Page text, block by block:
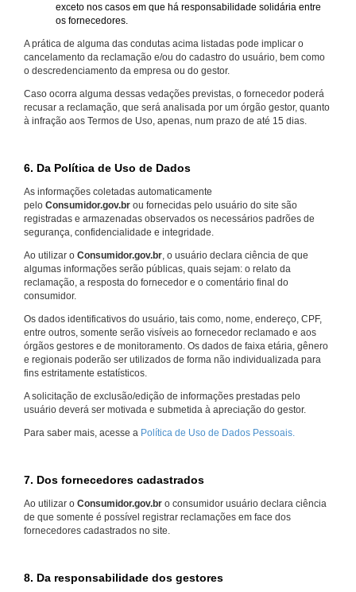
exceto nos casos em que há responsabilidade solidária entre
os fornecedores.
A prática de alguma das condutas acima listadas pode implicar o
cancelamento da reclamação e/ou do cadastro do usuário, bem como
o descredenciamento da empresa ou do gestor.
Caso ocorra alguma dessas vedações previstas, o fornecedor poderá
recusar a reclamação, que será analisada por um órgão gestor, quanto
à infração aos Termos de Uso, apenas, num prazo de até 15 dias.
6. Da Política de Uso de Dados
As informações coletadas automaticamente
pelo Consumidor.gov.br ou fornecidas pelo usuário do site são
registradas e armazenadas observados os necessários padrões de
segurança, confidencialidade e integridade.
Ao utilizar o Consumidor.gov.br , o usuário declara ciência de que
algumas informações serão públicas, quais sejam: o relato da
reclamação, a resposta do fornecedor e o comentário final do
consumidor.
Os dados identificativos do usuário, tais como, nome, endereço, CPF,
entre outros, somente serão visíveis ao fornecedor reclamado e aos
órgãos gestores e de monitoramento. Os dados de faixa etária, gênero
e regionais poderão ser utilizados de forma não individualizada para
fins estritamente estatísticos.
A solicitação de exclusão/edição de informações prestadas pelo
usuário deverá ser motivada e submetida à apreciação do gestor.
Para saber mais, acesse a Política de Uso de Dados Pessoais.
7. Dos fornecedores cadastrados
Ao utilizar o Consumidor.gov.br o consumidor usuário declara ciência
de que somente é possível registrar reclamações em face dos
fornecedores cadastrados no site.
8. Da responsabilidade dos gestores